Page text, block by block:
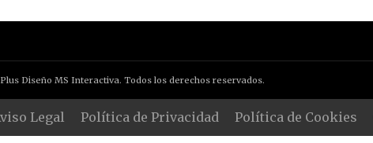
Diseño MS Interactiva. Todos los derechos reservados.
Legal Política de Privacidad Política de Cookies